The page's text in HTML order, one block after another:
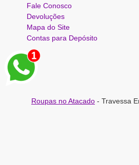
Fale Conosco
Devoluções
Mapa do Site
Contas para Depósito
Roupas no Atacado- Travessa